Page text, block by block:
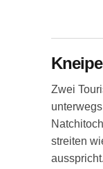
Zwei
streiten